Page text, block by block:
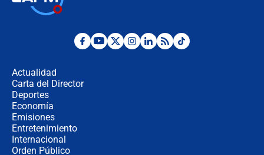
Desde dermatitis hasta infecciones:
Actualidad
Carta del Director
Deportes
Economía
Emisiones
Entretenimiento
Internacional
Orden Público